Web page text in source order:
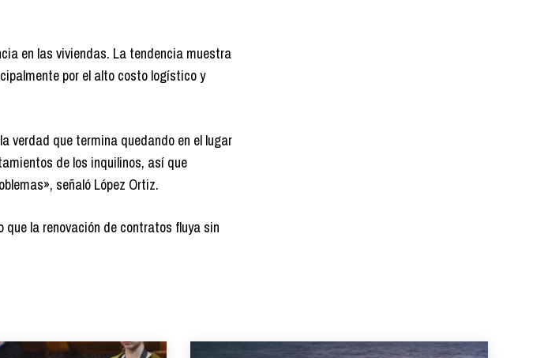
en las viviendas. La tendencia muestra
por el alto costo logístico y
verdad que termina quedando en el lugar
de los inquilinos, así que
señaló López Ortiz.
la renovación de contratos fluya sin